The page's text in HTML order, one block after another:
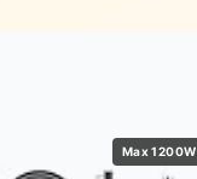
Max 1200W